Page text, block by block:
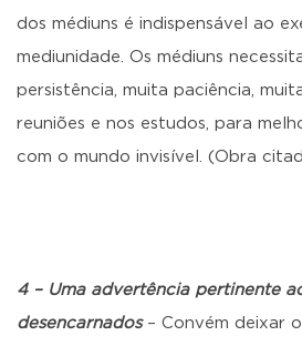
dos médiuns é indispensável ao
mediunidade. Os médiuns
persistência, muita paciência,
reuniões e nos estudos, para
com o mundo invisível. (Obra
4 – Uma advertência pertinente
desencarnados– Convém deixar